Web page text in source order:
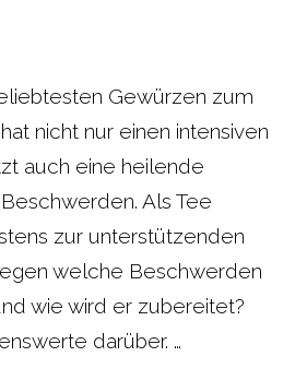
Gewürzen zum
nicht nur einen intensiven
auch eine heilende
Als Tee
zur unterstützenden
welche Beschwerden
wie wird er zubereitet?
darüber. …